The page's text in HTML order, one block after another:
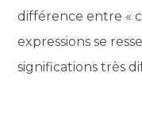
différence entre «
expressions se
significations très